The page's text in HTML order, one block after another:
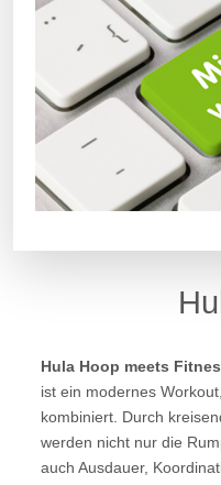
Hula Hoop meets
ist ein modernes
kombiniert. Durch
werden nicht nur die
auch Ausdauer,